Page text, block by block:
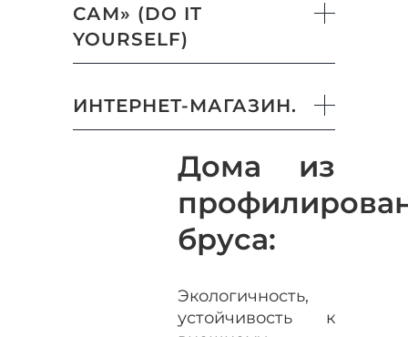
САМ» (DO IT
YOURSELF)
ИНТЕРНЕТ-МАГАЗИН.
Дома из
бруса:
Экологичность,
устойчивость к